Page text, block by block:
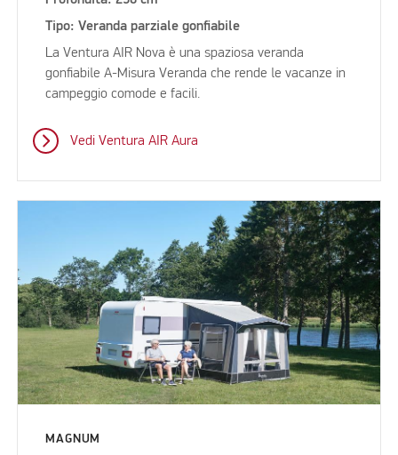
Tipo: Veranda parziale gonfiabile
La Ventura AIR Nova è una spaziosa veranda
gonfiabile A-Misura Veranda che rende le vacanze in
campeggio comode e facili.
Vedi Ventura AIR Aura
MAGNUM